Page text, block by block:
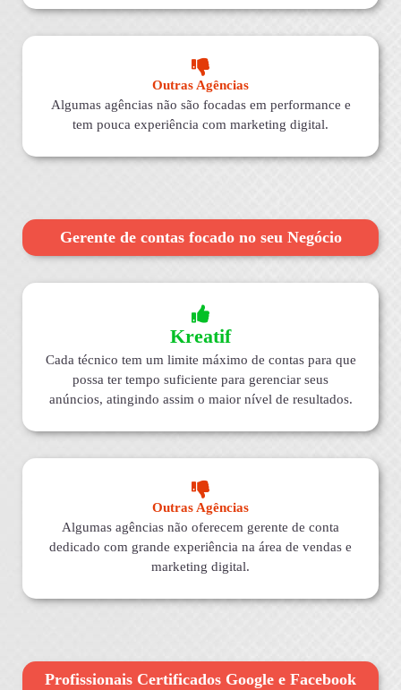
Outras Agências
Algumas agências não são focadas em performance e
tem pouca experiência com marketing digital.
Gerente de contas focado no seu Negócio
Kreatif
Cada técnico tem um limite máximo de contas para que
possa ter tempo suficiente para gerenciar seus
anúncios, atingindo assim o maior nível de resultados.
Outras Agências
Algumas agências não oferecem gerente de conta
dedicado com grande experiência na área de vendas e
marketing digital.
Profissionais Certificados Google e Facebook